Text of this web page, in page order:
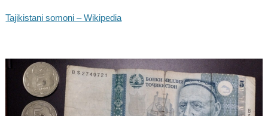
Tajikistani somoni – Wikipedia